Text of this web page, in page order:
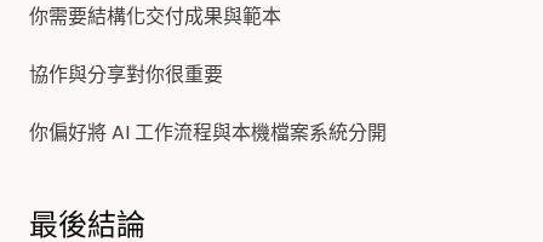
你需要結構化交付成果與範本
協作與分享對你很重要
你偏好將 AI 工作流程與本機檔案系統分開
最後結論